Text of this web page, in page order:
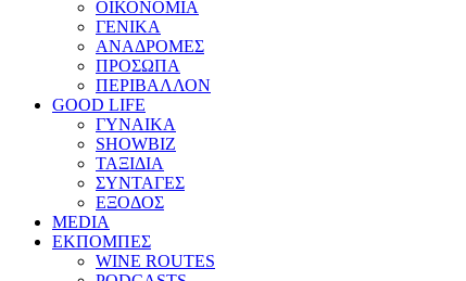
ΟΙΚΟΝΟΜΙΑ
ΓΕΝΙΚΑ
ΑΝΑΔΡΟΜΕΣ
ΠΡΟΣΩΠΑ
ΠΕΡΙΒΑΛΛΟΝ
GOOD LIFE
ΓΥΝΑΙΚΑ
SHOWBIZ
ΤΑΞΙΔΙΑ
ΣΥΝΤΑΓΕΣ
ΕΞΟΔΟΣ
MEDIA
ΕΚΠΟΜΠΕΣ
WINE ROUTES